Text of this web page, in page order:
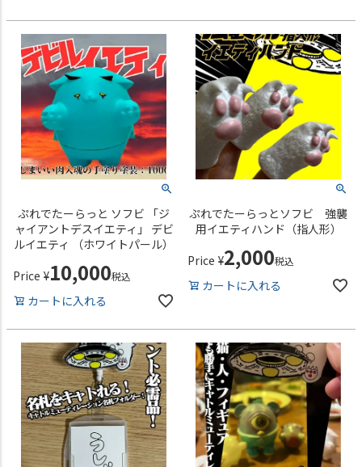
ぷれでたーらっと ソフビ 「ジ
ャイアントデスイエティ」 デビ
ルイエティ （ホワイトパール）
Price ¥10,000税込
カートに入れる
ぷれでたーらっとソフビ 強襲
用イエティハンド（指人形）
Price ¥2,000税込
カートに入れる